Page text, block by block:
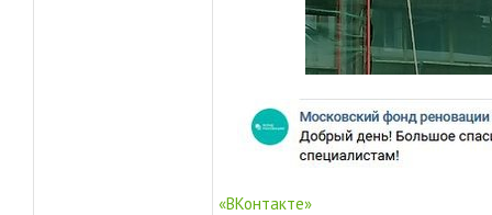
«ВКонтакте»